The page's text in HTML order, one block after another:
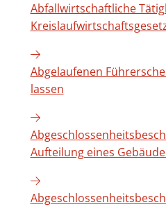
Abfallwirtschaftliche
Abgelaufenen
lassen
Aufteilung eines